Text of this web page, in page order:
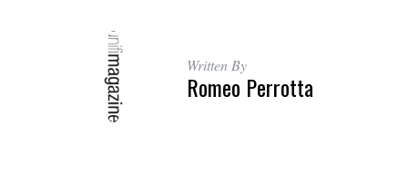
Written By
Romeo Perrotta